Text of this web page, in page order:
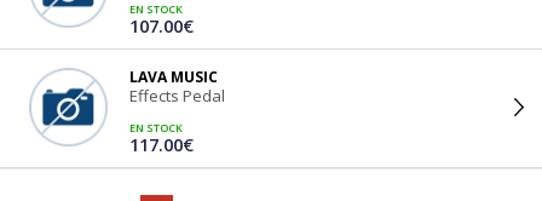
EN STOCK
107.00€
LAVA MUSIC
Effects Pedal
EN STOCK
117.00€